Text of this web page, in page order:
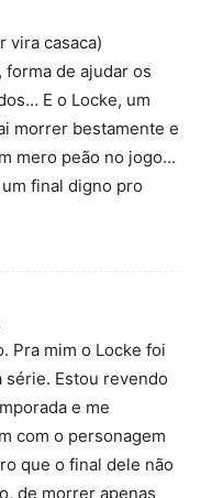
vira casaca)
de ajudar os
E o Locke, um
morrer bestamente e
mero peão no jogo…
final digno pro
Pra mim o Locke foi
série. Estou revendo
e me
com o personagem
que o final dele não
de morrer apenas